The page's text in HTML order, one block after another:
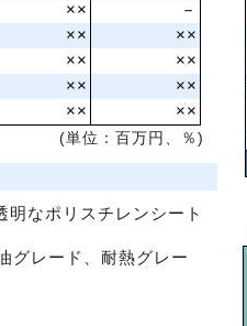
××
－
××
××
××
××
××
××
××
××
(単位：百万円、％)
明なポリスチレンシート
グレード、耐熱グレー